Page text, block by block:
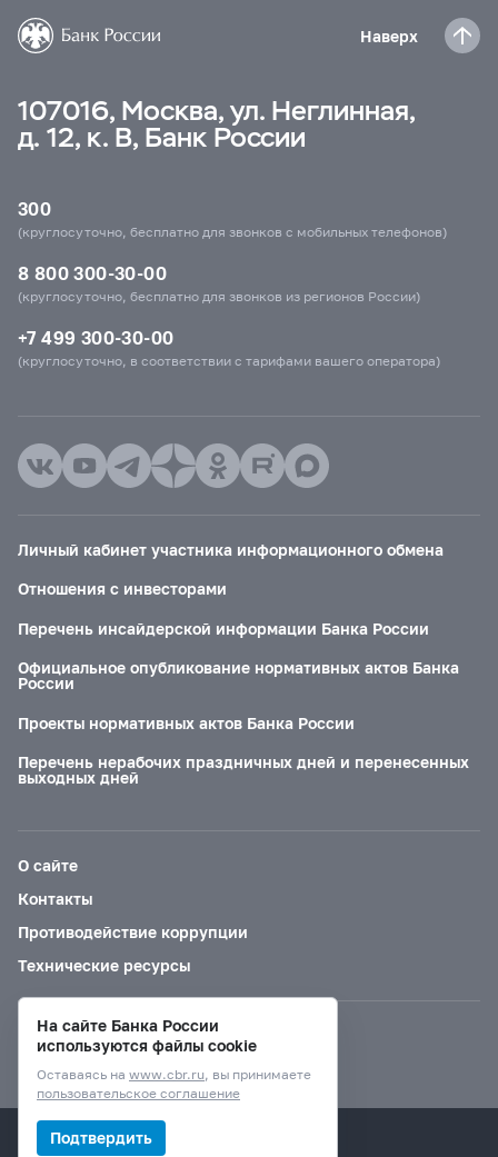
Наверх
107016, Москва, ул. Неглинная,
д. 12, к. В, Банк России
300
(круглосуточно, бесплатно для звонков с мобильных телефонов)
8 800 300-30-00
(круглосуточно, бесплатно для звонков из регионов России)
+7 499 300-30-00
(круглосуточно, в соответствии с тарифами вашего оператора)
Личный кабинет участника информационного обмена
Отношения с инвесторами
Перечень инсайдерской информации Банка России
Официальное опубликование нормативных актов Банка
России
Проекты нормативных актов Банка России
Перечень нерабочих праздничных дней и перенесенных
выходных дней
О сайте
Контакты
Противодействие коррупции
Технические ресурсы
Версия для слабовидящих
© Банк России, 2000–2026.
На сайте Банка России
используются файлы cookie
Оставаясь на www.cbr.ru, вы принимаете
пользовательское соглашение
Подтвердить